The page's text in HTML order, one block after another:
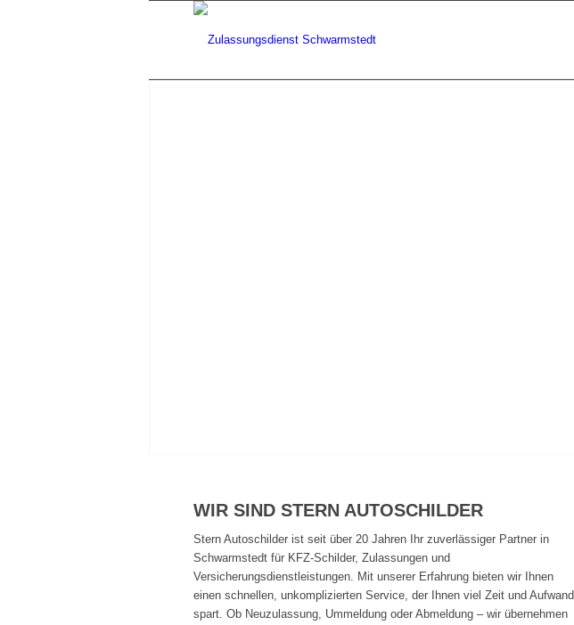
WIR SIND STERN AUTOSCHILDER
Stern Autoschilder ist seit über 20 Jahren Ihr zuverlässiger Partner in
Schwarmstedt für KFZ-Schilder, Zulassungen und
Versicherungsdienstleistungen. Mit unserer Erfahrung bieten wir Ihnen
einen schnellen, unkomplizierten Service, der Ihnen viel Zeit und Aufwand
spart. Ob Neuzulassung, Ummeldung oder Abmeldung – wir übernehmen